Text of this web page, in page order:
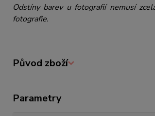
Odstíny barev u fotografií nemusí
fotografie.
Původ zboží
Parametry